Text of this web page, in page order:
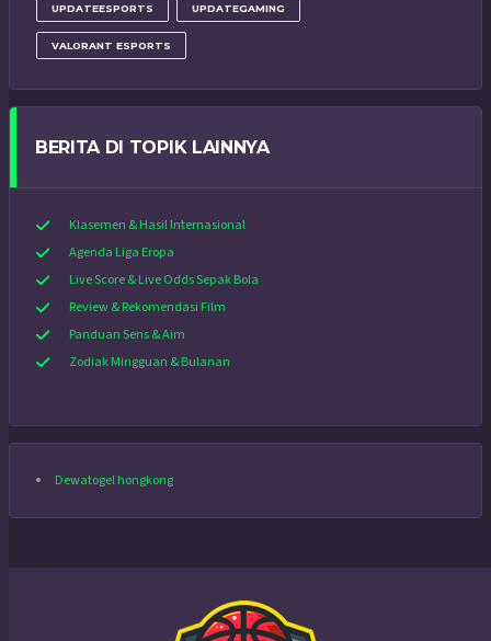
UPDATEESPORTS UPDATEGAMING
VALORANT ESPORTS
BERITA DI TOPIK LAINNYA
Klasemen & Hasil Internasional
Agenda Liga Eropa
Live Score & Live Odds Sepak Bola
Review & Rekomendasi Film
Panduan Sens & Aim
Zodiak Mingguan & Bulanan
Dewatogel hongkong